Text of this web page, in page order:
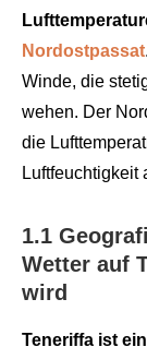
Nordostpassat
Winde, die
wehen. Der
die
Luftfeuchtigkeit
1.1
Wetter auf
wird
Teneriffa ist